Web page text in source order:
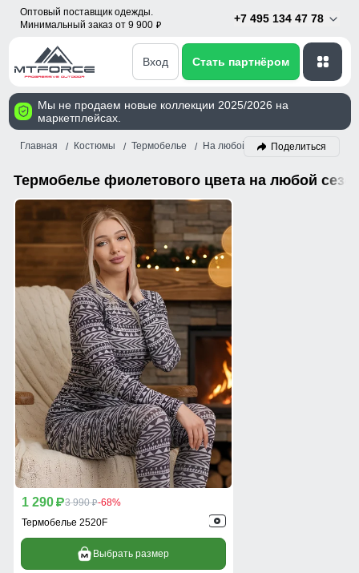
Оптовый поставщик одежды.
Минимальный заказ от 9 900 p
+7 495 134 47 78
Вход Стать партнёром
Мы не продаем новые коллекции 2025/2026 на
маркетплейсах.
Главная Костюмы Термобелье На любой сезон Фиолетовый
Поделиться
Термобелье фиолетового цвета на любой
1 290 p3 990 p-68%
Термобелье 2520F
Выбрать размер